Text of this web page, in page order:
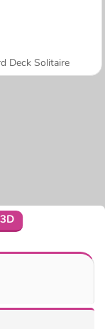
Deck Solitaire